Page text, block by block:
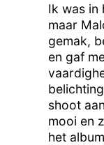
Ik was in
maar
gemak,
en gaf
shoot
mooi en
het